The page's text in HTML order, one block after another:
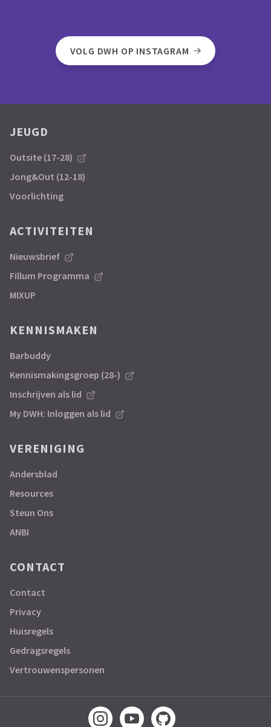
VOLG DWH OP INSTAGRAM
JEUGD
Outsite (17-28)
Jong&Out (12-18)
Voorlichting
ACTIVITEITEN
Nieuwsbrief
Fillum Programma
MIXUP
KENNISMAKEN
Barbuddy
Kennismakingsgroep (28-)
Inschrijven als lid
My DWH: Inloggen als lid
VERENIGING
Andersblad
Resources
Steun Ons
ANBI
CONTACT
Contact
Privacy
Huisregels
Gedragsregels
Vertrouwenspersonen